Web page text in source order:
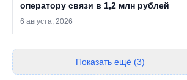
оператору связи в 1,2 млн рублей
6 августа, 2026
Показать ещё (3)